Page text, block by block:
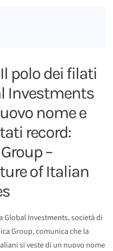
polo dei filati
Investments
nome e
record:
–
of Italian
Global Investments, società di
Group, comunica che la
si veste di un nuovo nome